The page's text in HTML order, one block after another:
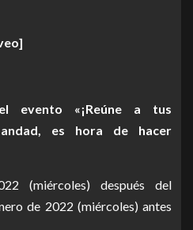
evento «¡Reúne a tus
es hora de hacer
(miércoles) después del
de 2022 (miércoles) antes